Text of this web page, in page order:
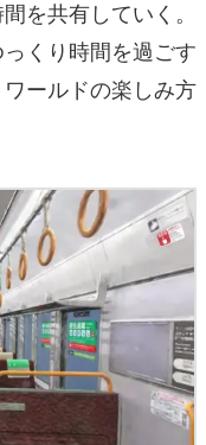
を共有していく。
くり時間を過ごす
ールドの楽しみ方